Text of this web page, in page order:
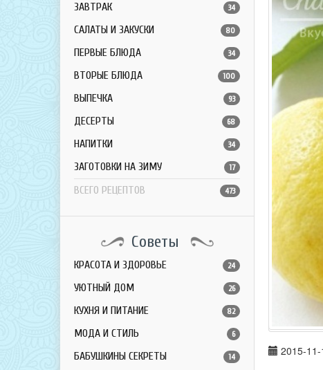
ЗАВТРАК 34
САЛАТЫ И ЗАКУСКИ 80
ПЕРВЫЕ БЛЮДА 34
ВТОРЫЕ БЛЮДА 100
ВЫПЕЧКА 93
ДЕСЕРТЫ 68
НАПИТКИ 34
ЗАГОТОВКИ НА ЗИМУ 17
ВСЕГО РЕЦЕПТОВ 473
Советы
КРАСОТА И ЗДОРОВЬЕ 24
УЮТНЫЙ ДОМ 26
КУХНЯ И ПИТАНИЕ 82
МОДА И СТИЛЬ 6
БАБУШКИНЫ СЕКРЕТЫ 14 2015-11-